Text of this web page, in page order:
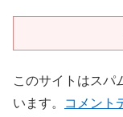
このサイトはスパ
います。
コメント